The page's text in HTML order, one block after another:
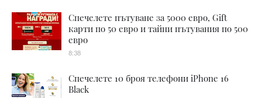
Спечелете пътуване за 5000 евро, Gift
карти по 50 евро и тайни пътувания по 500
евро
8:38
Спечелете 10 броя телефони iPhone 16
Black